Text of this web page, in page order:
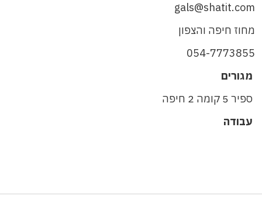
gals@shatit.com
מחוז חיפה והצפון
054-7773855
מגורים
ספיר 5 קומה 2 חיפה
עבודה